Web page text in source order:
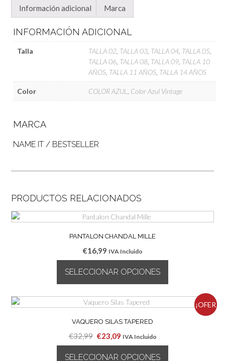
Información adicional Marca
INFORMACIÓN ADICIONAL
Talla TALLA 02 TALLA 03 TALLA 04 TALLA 05
TALLA 06 TALLA 08 TALLA 09 TALLA 10
AÑOS TALLA 11 AÑOS TALLA 14 AÑOS
Color COLOR AZUL Color Azul Vintage
MARCA
NAME IT / BESTSELLER
PRODUCTOS RELACIONADOS
PANTALON CHANDAL MILLE
€16,99 IVA Incluido
SELECCIONAR OPCIONES
producto
tiene
múltiples
Las
opciones
¡OFER
VAQUERO SILAS TAPERED
€32,99 El
precio
original
€23,09El
precio
actual
IVA Incluido
SELECCIONAR OPCIONES